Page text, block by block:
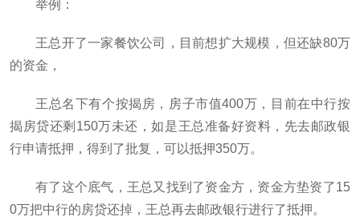
举例：
王总开了一家餐饮公司，目前想扩大规模，但还缺80万
的资金，
王总名下有个按揭房，房子市值400万，目前在中行按
揭房贷还剩150万未还，如是王总准备好资料，先去邮政银
行申请抵押，得到了批复，可以抵押350万。
有了这个底气，王总又找到了资金方，资金方垫资了15
0万把中行的房贷还掉，王总再去邮政银行进行了抵押。